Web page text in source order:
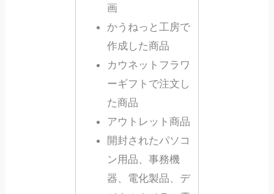
画
かうねっと工房で
作成した商品
カウネットフラワ
ーギフトで注文し
た商品
アウトレット商品
開封されたパソコ
ン用品、事務機
器、電化製品、デ